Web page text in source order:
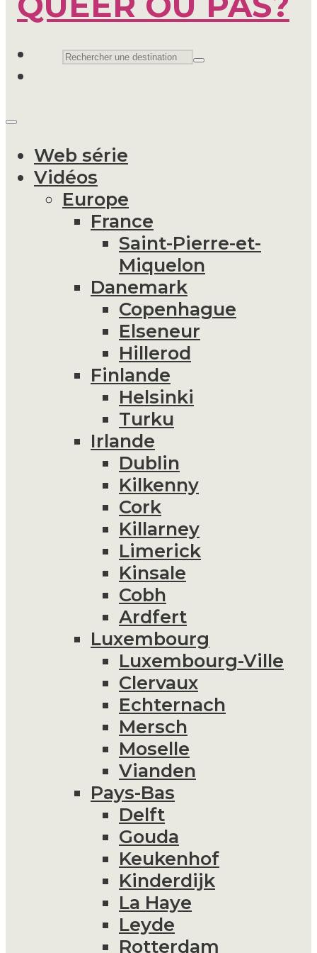
Web série
Vidéos
Europe
France
Saint-Pierre-et-
Miquelon
Danemark
Copenhague
Elseneur
Hillerod
Finlande
Helsinki
Turku
Irlande
Dublin
Kilkenny
Cork
Killarney
Limerick
Kinsale
Cobh
Ardfert
Luxembourg
Luxembourg-Ville
Clervaux
Echternach
Mersch
Moselle
Vianden
Pays-Bas
Delft
Gouda
Keukenhof
Kinderdijk
La Haye
Leyde
Rotterdam